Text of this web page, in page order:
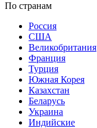
По странам
Россия
США
Великобритания
Франция
Турция
Южная Корея
Казахстан
Беларусь
Украина
Индийские